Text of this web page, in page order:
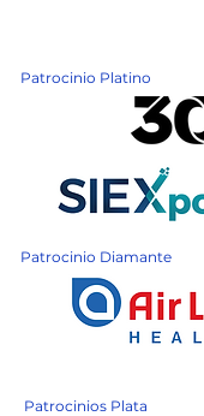
Patrocinio Platino
Patrocinio Diamante
Patrocinios Plata